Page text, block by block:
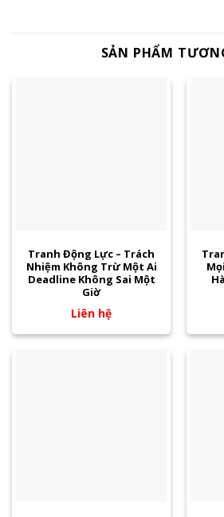
SẢN PHẨM
Tranh Động Lực – Trách
Nhiệm Không Trừ Một Ai
Deadline Không Sai Một
Giờ
Liên hệ